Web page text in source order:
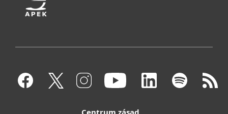
Centrum zásad